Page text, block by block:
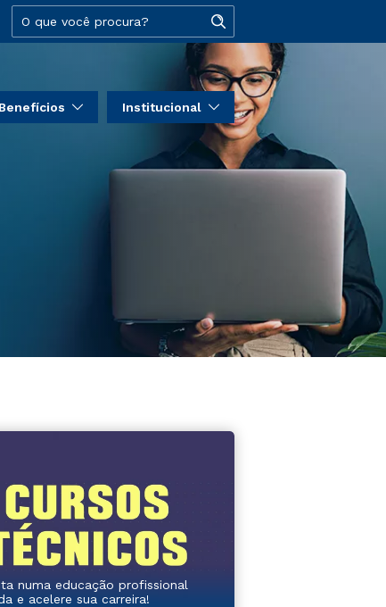
Benefícios Institucional
numa educação profissional
e acelere sua carreira!